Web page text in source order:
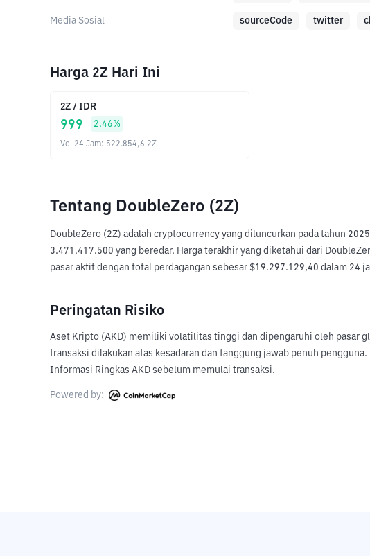
Media Sosial sourceCode twitter
Harga 2Z Hari Ini
2Z / IDR
999 2.46%
Vol 24 Jam: 522.854,6 2Z
Tentang DoubleZero (2Z)
DoubleZero (2Z) adalah cryptocurrency yang diluncurkan pada tahun
3.471.417.500 yang beredar. Harga terakhir yang diketahui dari
pasar aktif dengan total perdagangan sebesar $19.297.129,40 dalam
Peringatan Risiko
Aset Kripto (AKD) memiliki volatilitas tinggi dan dipengaruhi oleh pasar
transaksi dilakukan atas kesadaran dan tanggung jawab penuh
Informasi Ringkas AKD sebelum memulai transaksi.
Powered by: